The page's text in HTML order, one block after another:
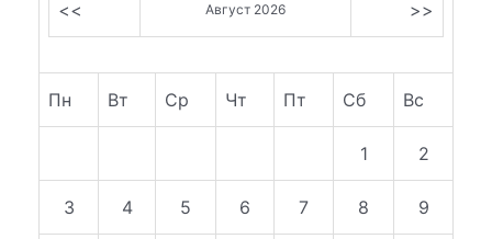
<< Август 2026 >>
Пн Вт Ср Чт Пт Сб Вс
1 2
3 4 5 6 7 8 9